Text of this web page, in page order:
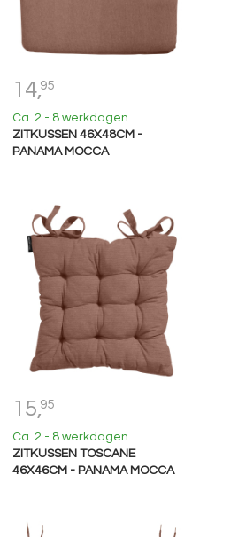
14,95
Ca. 2 - 8 werkdagen
ZITKUSSEN 46X48CM -
PANAMA MOCCA
15,95
Ca. 2 - 8 werkdagen
ZITKUSSEN TOSCANE
46X46CM - PANAMA MOCCA